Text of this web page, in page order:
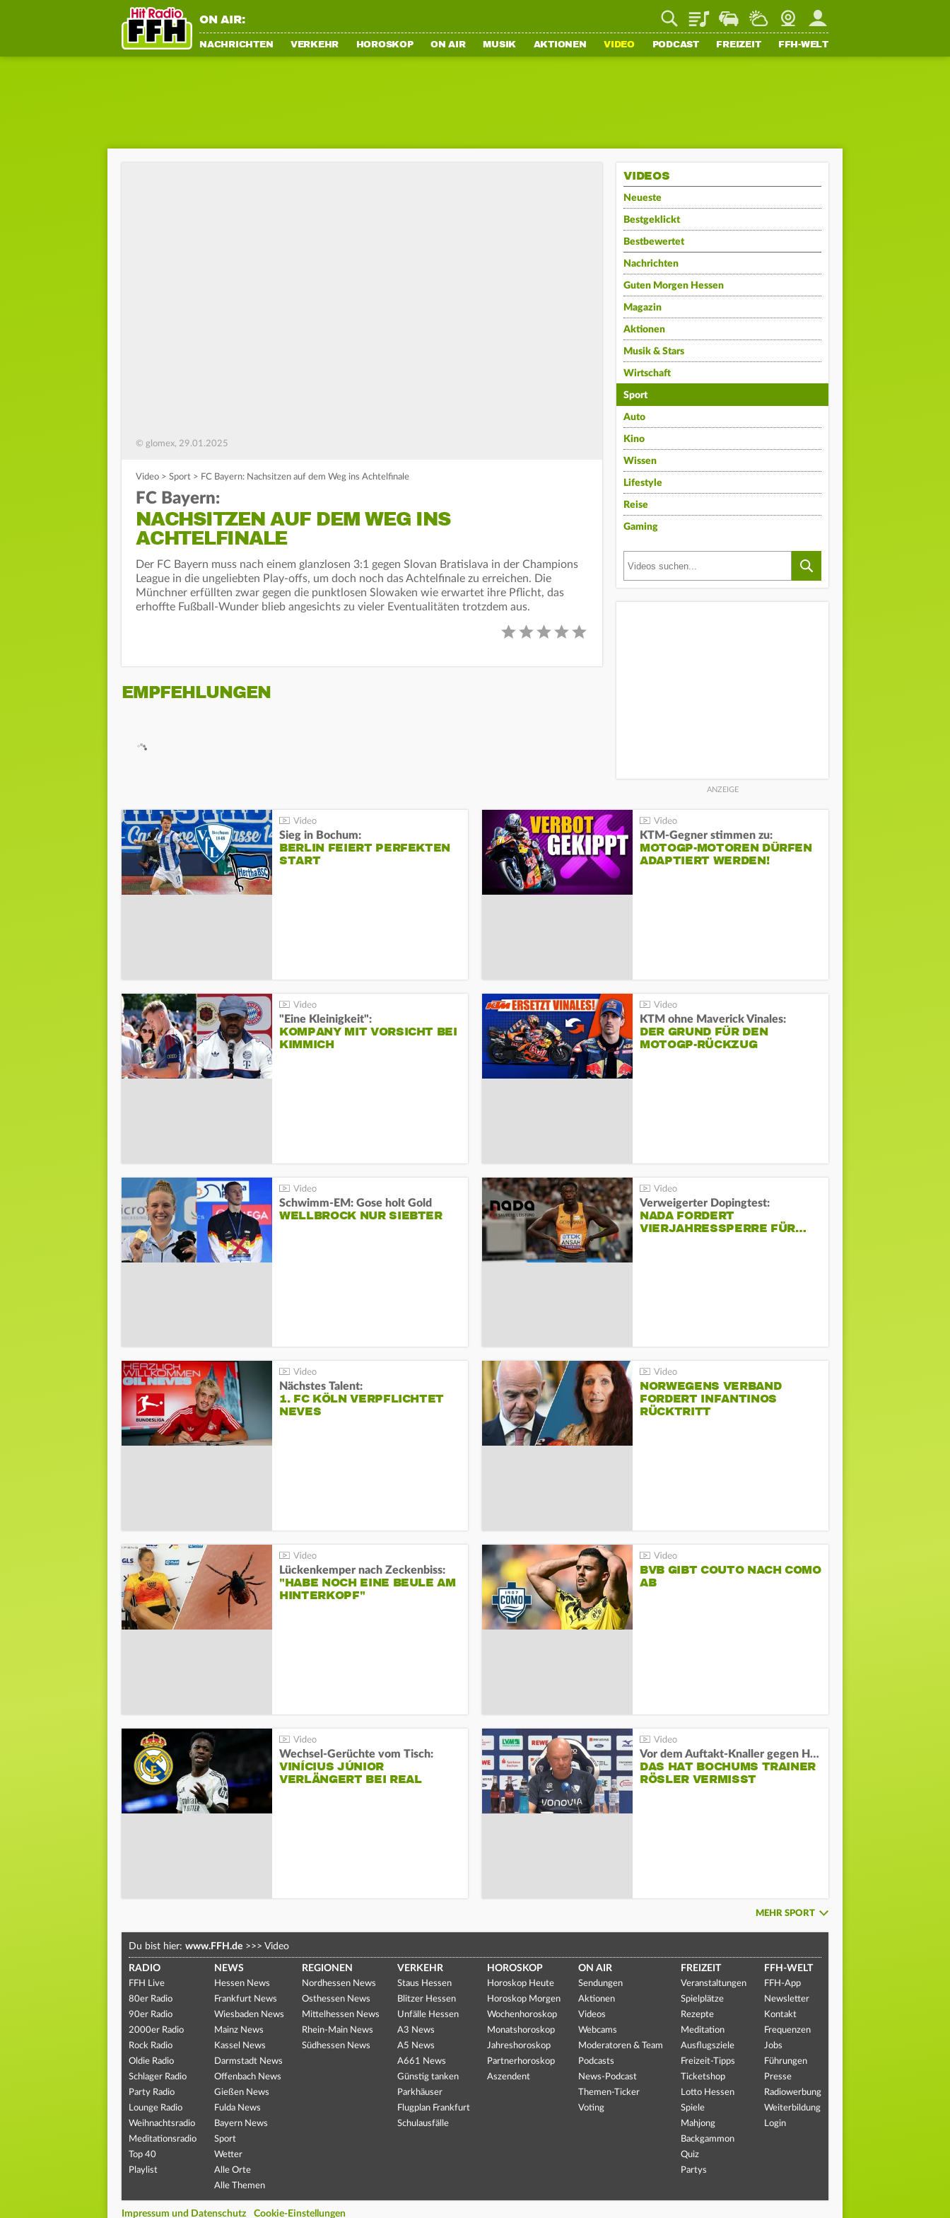
ON AIR: PlaylistStaupilotWetterWebcamMein FFH
NACHRICHTEN VERKEHR HOROSKOP ON AIR MUSIK AKTIONEN VIDEO PODCAST FREIZEIT FFH-WELT
© glomex, 29.01.2025
Video > Sport > FC Bayern: Nachsitzen auf dem Weg ins Achtelfinale
FC Bayern:
NACHSITZEN AUF DEM WEG INS
ACHTELFINALE
Der FC Bayern muss nach einem glanzlosen 3:1 gegen Slovan Bratislava in der Champions
League in die ungeliebten Play-offs, um doch noch das Achtelfinale zu erreichen. Die
Münchner erfüllten zwar gegen die punktlosen Slowaken wie erwartet ihre Pflicht, das
erhoffte Fußball-Wunder blieb angesichts zu vieler Eventualitäten trotzdem aus.
EMPFEHLUNGEN
VIDEOS
Neueste
Bestgeklickt
Bestbewertet
Nachrichten
Guten Morgen Hessen
Magazin
Aktionen
Musik & Stars
Wirtschaft
Sport
Auto
Kino
Wissen
Lifestyle
Reise
Gaming
Sieg in Bochum:
BERLIN FEIERT PERFEKTEN
START
KTM-Gegner stimmen zu:
MOTOGP-MOTOREN DÜRFEN
ADAPTIERT WERDEN!
"Eine Kleinigkeit":
KOMPANY MIT VORSICHT BEI
KIMMICH
KTM ohne Maverick Vinales:
DER GRUND FÜR DEN
MOTOGP-RÜCKZUG
Schwimm-EM: Gose holt Gold
WELLBROCK NUR SIEBTER
Verweigerter Dopingtest:
NADA FORDERT
VIERJAHRESSPERRE FÜR…
Nächstes Talent:
1. FC KÖLN VERPFLICHTET
NEVES
NORWEGENS VERBAND
FORDERT INFANTINOS
RÜCKTRITT
Lückenkemper nach Zeckenbiss:
"HABE NOCH EINE BEULE AM
HINTERKOPF"
BVB GIBT COUTO NACH COMO
AB
Wechsel-Gerüchte vom Tisch:
VINÍCIUS JÚNIOR
VERLÄNGERT BEI REAL
Vor dem Auftakt-Knaller gegen Hertha:
DAS HAT BOCHUMS TRAINER
RÖSLER VERMISST
MEHR SPORT
Du bist hier: www.FFH.de >>> Video
RADIO
FFH Live
80er Radio
90er Radio
2000er Radio
Rock Radio
Oldie Radio
Schlager Radio
Party Radio
Lounge Radio
Weihnachtsradio
Meditationsradio
Top 40
Playlist
NEWS
Hessen News
Frankfurt News
Wiesbaden News
Mainz News
Kassel News
Darmstadt News
Offenbach News
Gießen News
Fulda News
Bayern News
Sport
Wetter
Alle Orte
Alle Themen
REGIONEN
Nordhessen News
Osthessen News
Mittelhessen News
Rhein-Main News
Südhessen News
VERKEHR
Staus Hessen
Blitzer Hessen
Unfälle Hessen
A3 News
A5 News
A661 News
Günstig tanken
Parkhäuser
Flugplan Frankfurt
Schulausfälle
HOROSKOP
Horoskop Heute
Horoskop Morgen
Wochenhoroskop
Monatshoroskop
Jahreshoroskop
Partnerhoroskop
Aszendent
ON AIR
Sendungen
Aktionen
Videos
Webcams
Moderatoren & Team
Podcasts
News-Podcast
Themen-Ticker
Voting
FREIZEIT
Veranstaltungen
Spielplätze
Rezepte
Meditation
Ausflugsziele
Freizeit-Tipps
Ticketshop
Lotto Hessen
Spiele
Mahjong
Backgammon
Quiz
Partys
FFH-WELT
FFH-App
Newsletter
Kontakt
Frequenzen
Jobs
Führungen
Presse
Radiowerbung
Weiterbildung
Login
Impressum und Datenschutz Cookie-Einstellungen